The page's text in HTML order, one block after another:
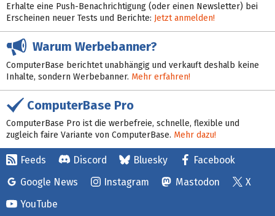
Erhalte eine Push-Benachrichtigung (oder einen Newsletter) bei
Erscheinen neuer Tests und Berichte: Jetzt anmelden!
Warum Werbebanner?
ComputerBase berichtet unabhängig und verkauft deshalb keine
Inhalte, sondern Werbebanner. Mehr erfahren!
ComputerBase Pro
ComputerBase Pro ist die werbefreie, schnelle, flexible und
zugleich faire Variante von ComputerBase. Mehr dazu!
Feeds Discord Bluesky
Facebook
Google News
Instagram Mastodon
X
YouTube